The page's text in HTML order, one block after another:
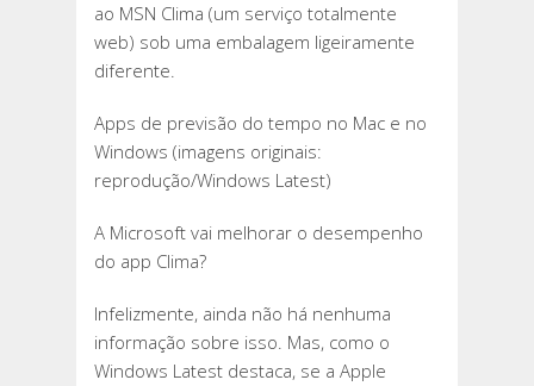
ao MSN Clima (um serviço totalmente
web) sob uma embalagem ligeiramente
diferente.
Apps de previsão do tempo no Mac e no
Windows (imagens originais:
reprodução/Windows Latest)
A Microsoft vai melhorar o desempenho
do app Clima?
Infelizmente, ainda não há nenhuma
informação sobre isso. Mas, como o
Windows Latest destaca, se a Apple